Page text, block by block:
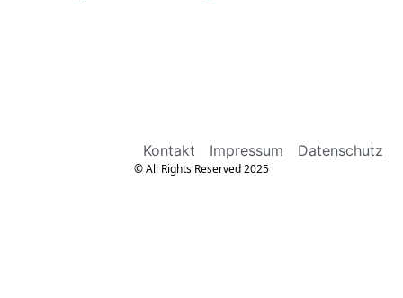
Kontakt Impressum Datenschutz
© All Rights Reserved 2025